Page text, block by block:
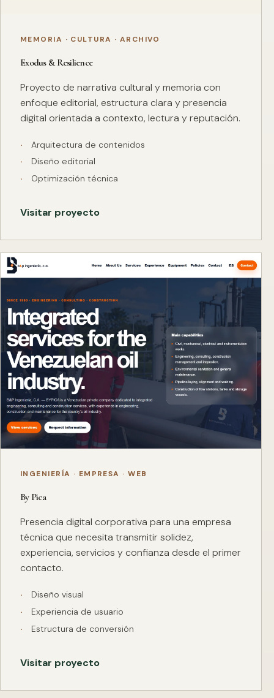
MEMORIA · CULTURA · ARCHIVO
Exodus & Resilience
Proyecto de narrativa cultural y memoria con
enfoque editorial, estructura clara y presencia
digital orientada a contexto, lectura y reputación.
Arquitectura de contenidos
Diseño editorial
Optimización técnica
Visitar proyecto
INGENIERÍA · EMPRESA · WEB
By Pica
Presencia digital corporativa para una empresa
técnica que necesita transmitir solidez,
experiencia, servicios y confianza desde el primer
contacto.
Diseño visual
Experiencia de usuario
Estructura de conversión
Visitar proyecto